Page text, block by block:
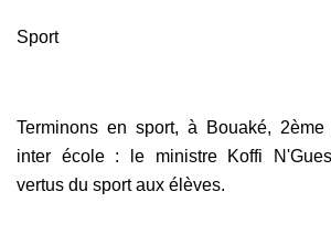
Sport
Terminons en sport, à Bouaké,
inter école : le ministre Koffi
vertus du sport aux élèves.